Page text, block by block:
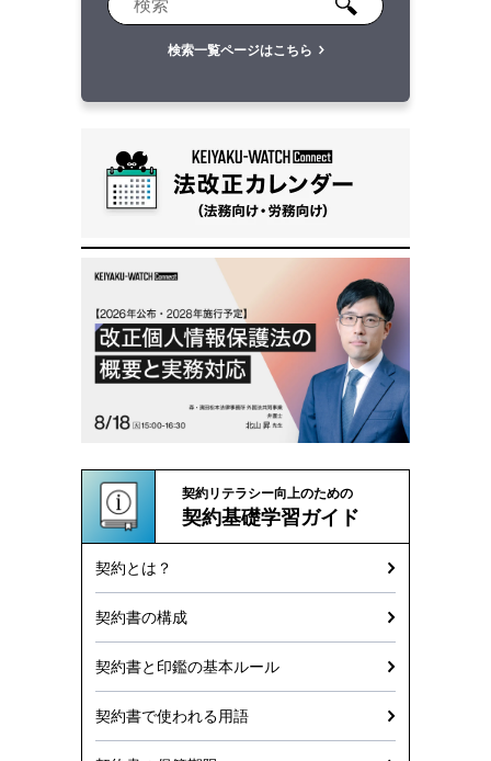
検索一覧ページはこちら
契約リテラシー向上のための
契約基礎学習ガイド
契約とは？
契約書の構成
契約書と印鑑の基本ルール
契約書で使われる用語